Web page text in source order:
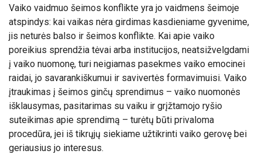
Vaiko vaidmuo šeimos konflikte yra jo vaidmens šeimoje
atspindys: kai vaikas nėra girdimas kasdieniame gyvenime,
jis neturės balso ir šeimos konflikte. Kai apie vaiko
poreikius sprendžia tėvai arba institucijos, neatsižvelgdami
į vaiko nuomonę, turi neigiamas pasekmes vaiko emocinei
raidai, jo savarankiškumui ir savivertės formavimuisi. Vaiko
įtraukimas į šeimos ginčų sprendimus – vaiko nuomonės
išklausymas, pasitarimas su vaiku ir grįžtamojo ryšio
suteikimas apie sprendimą – turėtų būti privaloma
procedūra, jei iš tikrųjų siekiame užtikrinti vaiko gerovę bei
geriausius jo interesus.